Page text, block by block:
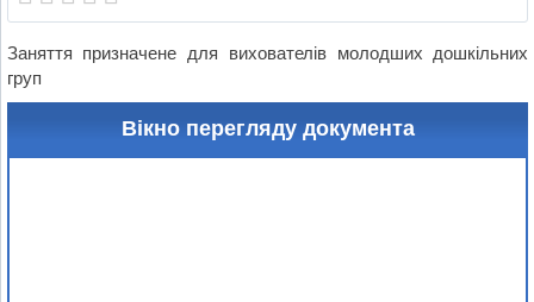
Заняття призначене для вихователів молодших дошкільних
груп
Вікно перегляду документа